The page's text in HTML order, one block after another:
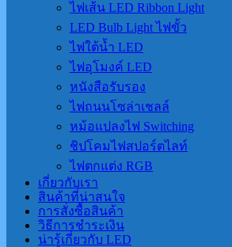
ไฟเส้น LED Ribbon Light
LED Bulb Light ไฟขั้ว
ไฟใต้น้ำ LED
ไฟอุโมงค์ LED
หนังสือรับรอง
ไฟถนนโซล่าเชลล์
หม้อแปลงไฟ Switching
ชิปโคมไฟสปอร์ตไลท์
ไฟตกแต่ง RGB
เกี่ยวกับเรา
สินค้าที่น่าสนใจ
การสั่งซื้อสินค้า
วิธีการชำระเงิน
น่ารู้เกี่ยวกับ LED